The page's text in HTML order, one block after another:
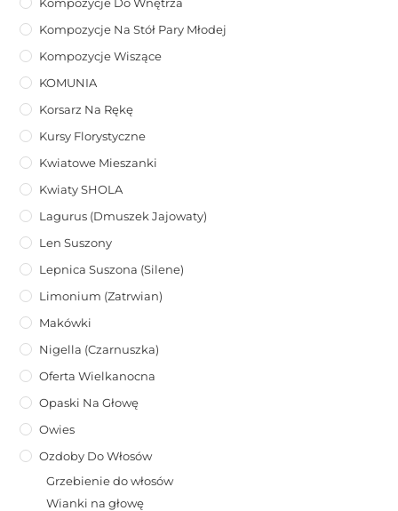
Kompozycje Na Stół Pary Młodej
Kompozycje Wiszące
KOMUNIA
Korsarz Na Rękę
Kursy Florystyczne
Kwiatowe Mieszanki
Kwiaty SHOLA
Lagurus (dmuszek Jajowaty)
Len Suszony
Lepnica Suszona (Silene)
Limonium (zatrwian)
Makówki
Nigella (Czarnuszka)
Oferta Wielkanocna
Opaski Na Głowę
Owies
Ozdoby Do Włosów
Grzebienie do włosów
Wianki na głowę